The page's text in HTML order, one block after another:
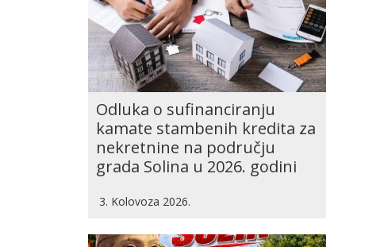
Odluka o sufinanciranju
kamate stambenih kredita za
nekretnine na području
grada Solina u 2026. godini
3. Kolovoza 2026.